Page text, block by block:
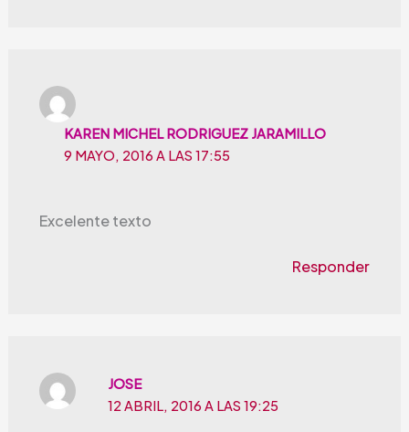
KAREN MICHEL RODRIGUEZ JARAMILLO
9 MAYO, 2016 A LAS 17:55
Excelente texto
Responder
JOSE
12 ABRIL, 2016 A LAS 19:25